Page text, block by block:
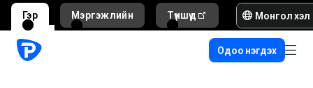
Гэр Мэргэжлийн Түншүүд Тусламж ба
Монгол хэл
Одоо нэгдэх